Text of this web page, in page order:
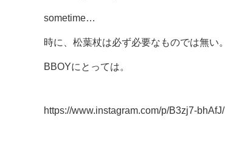
sometime…
時に、松葉杖は必ず必要なものでは無い。
BBOYにとっては。
https://www.instagram.com/p/B3zj7-bhAfJ/